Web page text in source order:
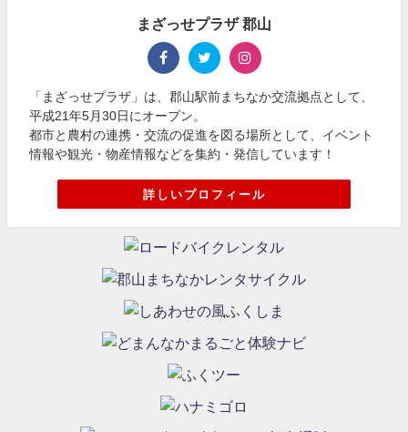
まざっせプラザ 郡山
「まざっせプラザ」は、郡山駅前まちなか交流拠点として、
平成21年5月30日にオープン。
都市と農村の連携・交流の促進を図る場所として、イベント
情報や観光・物産情報などを集約・発信しています！
詳しいプロフィール